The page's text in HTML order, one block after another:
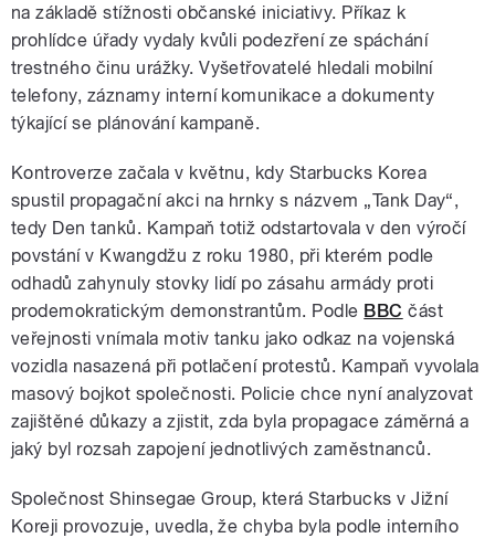
na základě stížnosti občanské iniciativy. Příkaz k
prohlídce úřady vydaly kvůli podezření ze spáchání
trestného činu urážky. Vyšetřovatelé hledali mobilní
telefony, záznamy interní komunikace a dokumenty
týkající se plánování kampaně.
Kontroverze začala v květnu, kdy Starbucks Korea
spustil propagační akci na hrnky s názvem „Tank Day“,
tedy Den tanků. Kampaň totiž odstartovala v den výročí
povstání v Kwangdžu z roku 1980, při kterém podle
odhadů zahynuly stovky lidí po zásahu armády proti
prodemokratickým demonstrantům. Podle BBC část
veřejnosti vnímala motiv tanku jako odkaz na vojenská
vozidla nasazená při potlačení protestů. Kampaň vyvolala
masový bojkot společnosti. Policie chce nyní analyzovat
zajištěné důkazy a zjistit, zda byla propagace záměrná a
jaký byl rozsah zapojení jednotlivých zaměstnanců.
Společnost Shinsegae Group, která Starbucks v Jižní
Koreji provozuje, uvedla, že chyba byla podle interního